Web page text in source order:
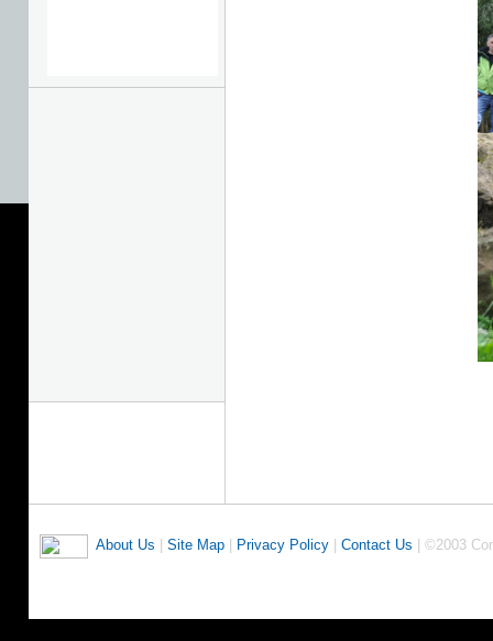
About Us Site Map Privacy Policy Contact Us | ©2003